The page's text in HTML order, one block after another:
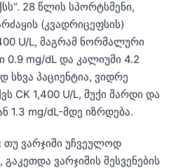
28 წლის სპორტსმენი,
(კვადრიცეფსის)
U/L, მაგრამ ნორმალური
0.9 mg/dL და კალიუმი 4.2
პაციენტია, ვიდრე
CK 1,400 U/L, მუქი შარდი და
1.3 mg/dL-მდე იზრდება.
თუ ვარჯიში უჩვეულოდ
ვარჯიშის შესვენების